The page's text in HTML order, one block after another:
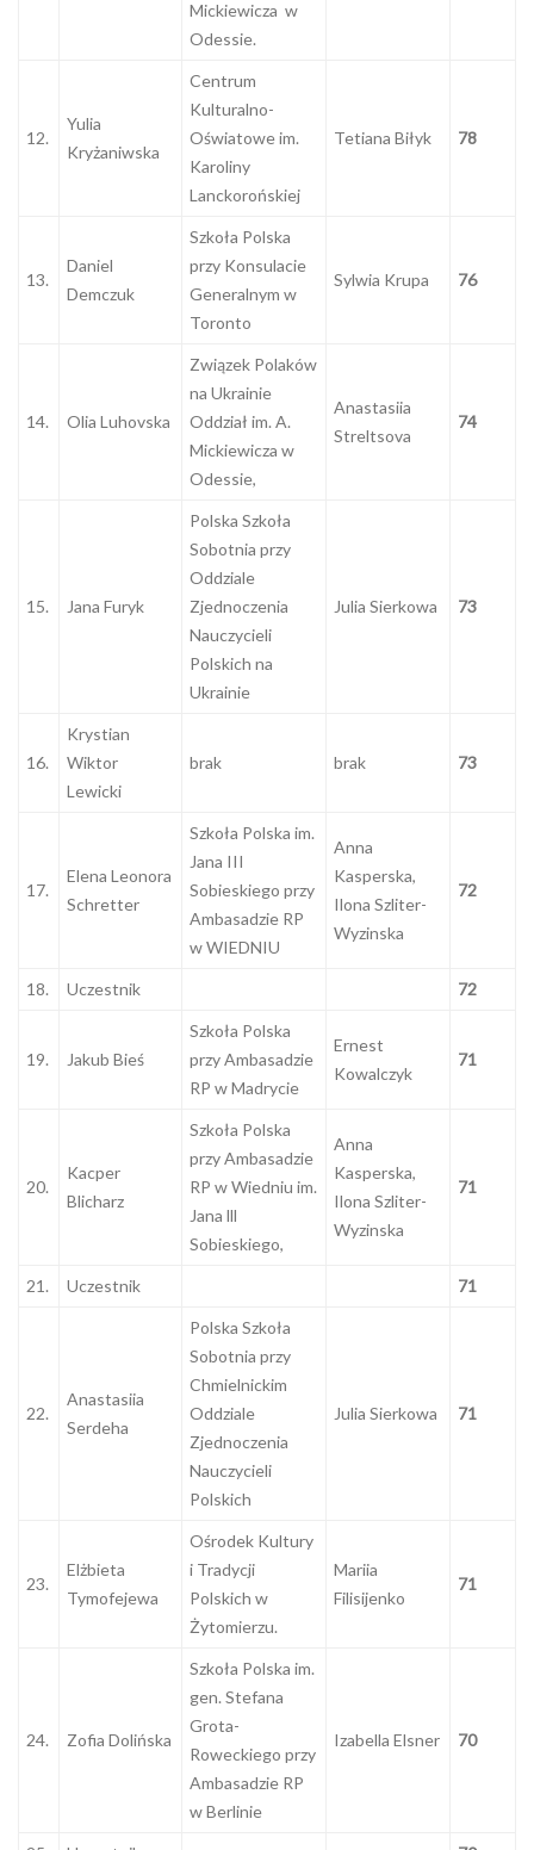
Mickiewicza w
Odessie.
12.
Yulia
Kryżaniwska
Centrum
Kulturalno-
Oświatowe im.
Karoliny
Lanckorońskiej
Tetiana Biłyk 78
13.
Daniel
Demczuk
Szkoła Polska
przy Konsulacie
Generalnym w
Toronto
Sylwia Krupa 76
14. Olia Luhovska
Związek Polaków
na Ukrainie
Oddział im. A.
Mickiewicza w
Odessie,
Anastasiia
Streltsova
74
15. Jana Furyk
Polska Szkoła
Sobotnia przy
Oddziale
Zjednoczenia
Nauczycieli
Polskich na
Ukrainie
Julia Sierkowa 73
16.
Krystian
Wiktor
Lewicki
brak brak 73
17.
Elena Leonora
Schretter
Szkoła Polska im.
Jana III
Sobieskiego przy
Ambasadzie RP
w WIEDNIU
Anna
Kasperska,
Ilona Szliter-
Wyzinska
72
18. Uczestnik 72
19. Jakub Bieś
Szkoła Polska
przy Ambasadzie
RP w Madrycie
Ernest
Kowalczyk
71
20.
Kacper
Blicharz
Szkoła Polska
przy Ambasadzie
RP w Wiedniu im.
Jana lll
Sobieskiego,
Anna
Kasperska,
Ilona Szliter-
Wyzinska
71
21. Uczestnik 71
22.
Anastasiia
Serdeha
Polska Szkoła
Sobotnia przy
Chmielnickim
Oddziale
Zjednoczenia
Nauczycieli
Polskich
Julia Sierkowa 71
23.
Elżbieta
Tymofejewa
Ośrodek Kultury
i Tradycji
Polskich w
Żytomierzu.
Mariia
Filisijenko
71
24. Zofia Dolińska
Szkoła Polska im.
gen. Stefana
Grota-
Roweckiego przy
Ambasadzie RP
w Berlinie
Izabella Elsner 70